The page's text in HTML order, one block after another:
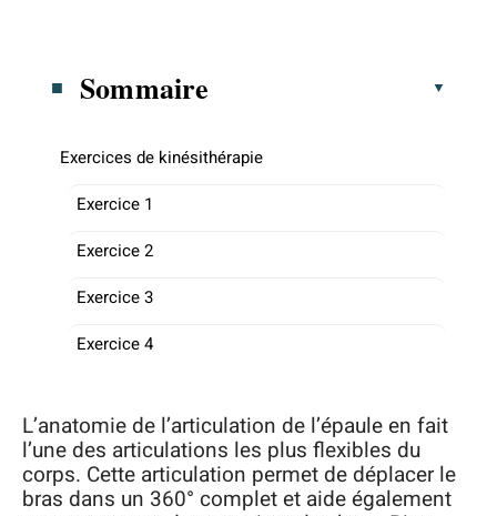
Sommaire
Exercices de kinésithérapie
Exercice 1
Exercice 2
Exercice 3
Exercice 4
L’anatomie de l’articulation de l’épaule en fait
l’une des articulations les plus flexibles du
corps. Cette articulation permet de déplacer le
bras dans un 360° complet et aide également